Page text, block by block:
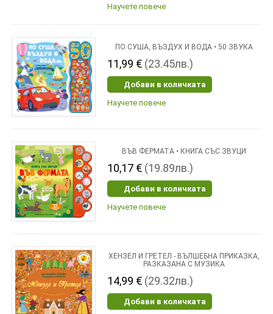
Научете повече
ПО СУША, ВЪЗДУХ И ВОДА • 50 ЗВУКА
11,99 € (23.45лв.)
Добави в количката
Научете повече
ВЪВ ФЕРМАТА • КНИГА СЪС ЗВУЦИ
10,17 € (19.89лв.)
Добави в количката
Научете повече
ХЕНЗЕЛ И ГРЕТЕЛ - ВЪЛШЕБНА ПРИКАЗКА,
РАЗКАЗАНА С МУЗИКА
14,99 € (29.32лв.)
Добави в количката